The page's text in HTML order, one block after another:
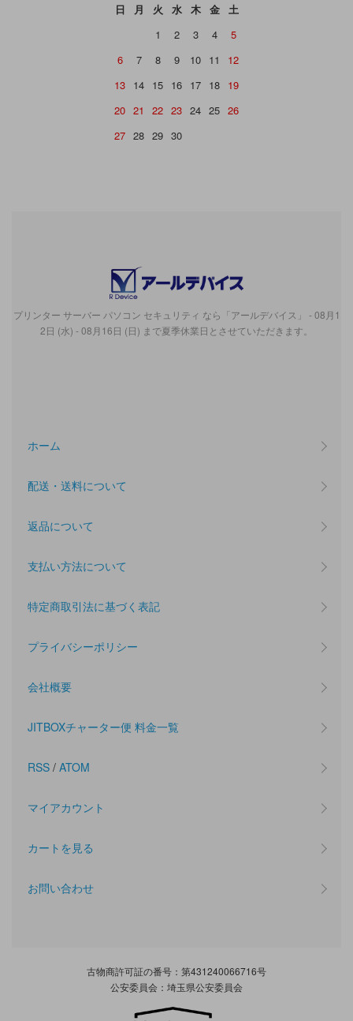
日 月 火 水 木 金
土
1
2 3 4
5
6
7 8 9 10 11
12
13 14 15 16 17 18 19
20 21 22 23 24 25 26
27 28 29 30
プリンター サーバー パソコン セキュリティ なら「アールデバイス」 - 08月1
2日 (水) - 08月16日 (日) まで夏季休業日とさせていただきます。
ホーム
配送・送料について
返品について
支払い方法について
特定商取引法に基づく表記
プライバシーポリシー
会社概要
JITBOXチャーター便 料金一覧
RSS / ATOM
マイアカウント
カートを見る
お問い合わせ
古物商許可証の番号：第431240066716号
公安委員会：埼玉県公安委員会